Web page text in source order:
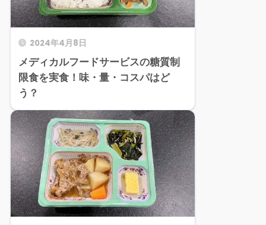
2024年4月8日
メディカルフードサービスの糖質制
限食を実食！味・量・コスパはど
う？